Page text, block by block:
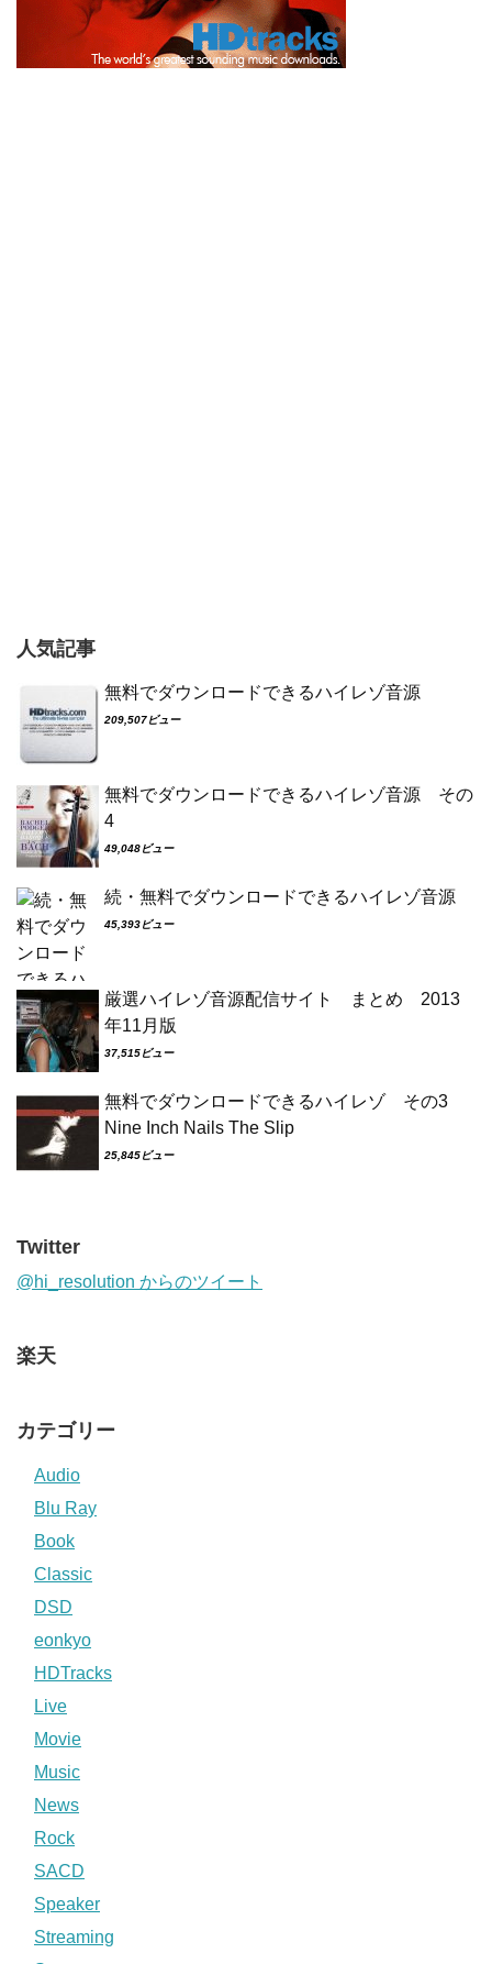
人気記事
無料でダウンロードできるハイレゾ音源
209,507ビュー
無料でダウンロードできるハイレゾ音源 その
4
49,048ビュー
続・無料でダウンロードできるハイレゾ音源
45,393ビュー
厳選ハイレゾ音源配信サイト まとめ 2013
年11月版
37,515ビュー
無料でダウンロードできるハイレゾ その3
Nine Inch Nails The Slip
25,845ビュー
Twitter
@hi_resolution からのツイート
楽天
カテゴリー
Audio
Blu Ray
Book
Classic
DSD
eonkyo
HDTracks
Live
Movie
Music
News
Rock
SACD
Speaker
Streaming